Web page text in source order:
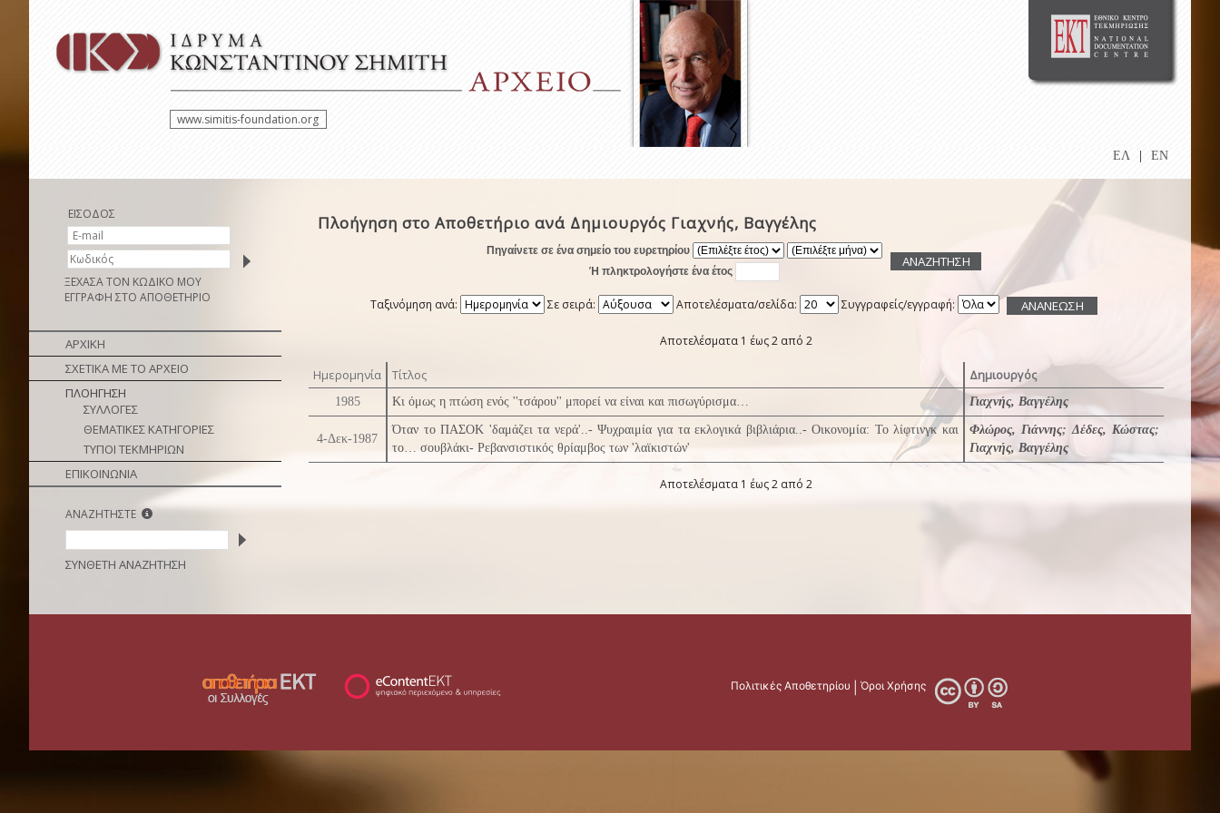
www.simitis-foundation.org
ΕΛ EN
ΕΙΣΟΔΟΣ
ΞΕΧΑΣΑ ΤΟΝ ΚΩΔΙΚΟ ΜΟΥ
ΕΓΓΡΑΦΗ ΣΤΟ ΑΠΟΘΕΤΗΡΙΟ
ΑΡΧΙΚΗ
ΣΧΕΤΙΚΑ ΜΕ ΤΟ ΑΡΧΕΙΟ
ΠΛΟΗΓΗΣΗ
ΣΥΛΛΟΓΕΣ
ΘΕΜΑΤΙΚΕΣ ΚΑΤΗΓΟΡΙΕΣ
ΤΥΠΟΙ ΤΕΚΜΗΡΙΩΝ
ΕΠΙΚΟΙΝΩΝΙΑ
ΑΝΑΖΗΤΗΣΤΕ
ΣΥΝΘΕΤΗ ΑΝΑΖΗΤΗΣΗ
Πλοήγηση στο Αποθετήριο ανά Δημιουργός Γιαχνής, Βαγγέλης
Πηγαίνετε σε ένα σημείο του ευρετηρίου
Ή πληκτρολογήστε ένα έτος
Ταξινόμηση ανά: Σε σειρά: Αποτελέσματα/σελίδα: Συγγραφείς/εγγραφή:
Αποτελέσματα 1 έως 2 από 2
Ημερομηνία Τίτλος Δημιουργός
1985 Κι όμως η πτώση ενός ''τσάρου'' μπορεί να είναι και πισωγύρισμα… Γιαχνής, Βαγγέλης
4-Δεκ-1987
Όταν το ΠΑΣΟΚ 'δαμάζει τα νερά'..- Ψυχραιμία για τα εκλογικά βιβλιάρια..- Οικονομία: Το λίφτινγκ και
το… σουβλάκι- Ρεβανσιστικός θρίαμβος των 'λαϊκιστών'
Φλώρος, Γιάννης;Δέδες, Κώστας;
Γιαχνής, Βαγγέλης
Αποτελέσματα 1 έως 2 από 2